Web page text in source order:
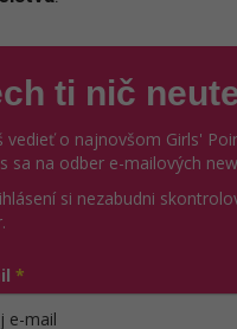
ti nič
vedieť o najnovšom Girls'
sa na odber e-mailových
si nezabudni
*